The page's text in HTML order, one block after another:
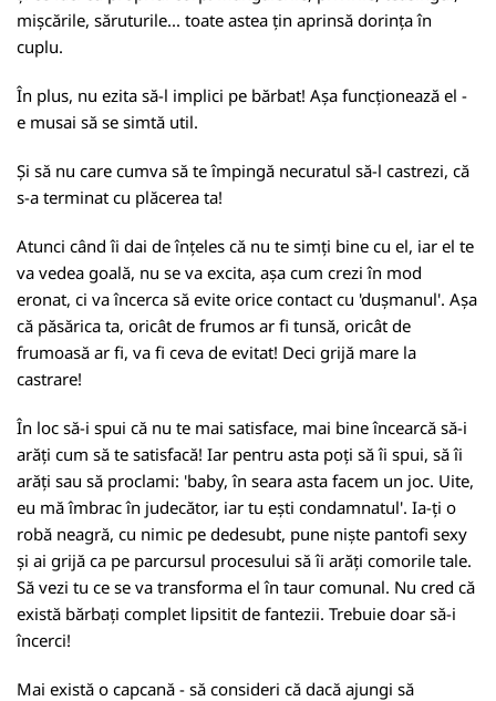
mișcările, săruturile... toate astea țin aprinsă dorința în
cuplu.
În plus, nu ezita să-l implici pe bărbat! Așa funcționează el -
e musai să se simtă util.
Și să nu care cumva să te împingă necuratul să-l castrezi, că
s-a terminat cu plăcerea ta!
Atunci când îi dai de înțeles că nu te simți bine cu el, iar el te
va vedea goală, nu se va excita, așa cum crezi în mod
eronat, ci va încerca să evite orice contact cu 'dușmanul'. Așa
că păsărica ta, oricât de frumos ar fi tunsă, oricât de
frumoasă ar fi, va fi ceva de evitat! Deci grijă mare la
castrare!
În loc să-i spui că nu te mai satisface, mai bine încearcă să-i
arăți cum să te satisfacă! Iar pentru asta poți să îi spui, să îi
arăți sau să proclami: 'baby, în seara asta facem un joc. Uite,
eu mă îmbrac în judecător, iar tu ești condamnatul'. Ia-ți o
robă neagră, cu nimic pe dedesubt, pune niște pantofi sexy
și ai grijă ca pe parcursul procesului să îi arăți comorile tale.
Să vezi tu ce se va transforma el în taur comunal. Nu cred că
există bărbați complet lipsitit de fantezii. Trebuie doar să-i
încerci!
Mai există o capcană - să consideri că dacă ajungi să